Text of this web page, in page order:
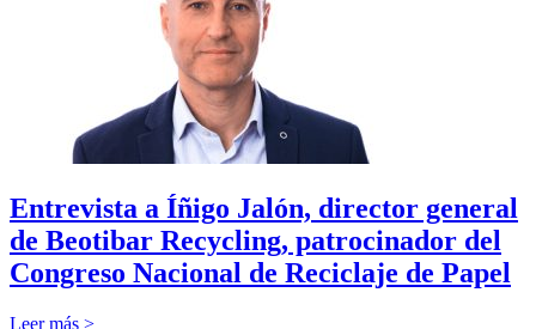
Entrevista a Íñigo Jalón, director general
de Beotibar Recycling, patrocinador del
Congreso Nacional de Reciclaje de Papel
Leer más >